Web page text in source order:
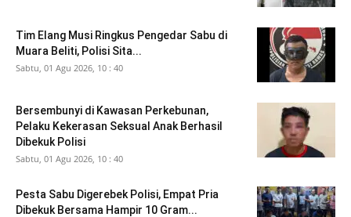
Tim Elang Musi Ringkus Pengedar Sabu di
Muara Beliti, Polisi Sita...
Sabtu, 01 Agu 2026, 10 : 40
Bersembunyi di Kawasan Perkebunan,
Pelaku Kekerasan Seksual Anak Berhasil
Dibekuk Polisi
Sabtu, 01 Agu 2026, 10 : 40
Pesta Sabu Digerebek Polisi, Empat Pria
Dibekuk Bersama Hampir 10 Gram...